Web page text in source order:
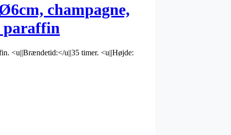
champagne,
paraffin
<u||Brændetid:</u||35 timer. <u||Højde: